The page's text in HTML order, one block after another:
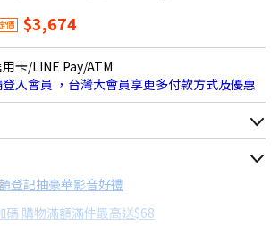
價 $3,674
卡/LINE Pay/ATM
登入會員 ，台灣大會員享更多付款方式及優惠
利率，請以購物車顯示為主
每期金額 配合銀行/業者
登記抽豪華影音好禮
碼 購物滿額滿件最高送$68